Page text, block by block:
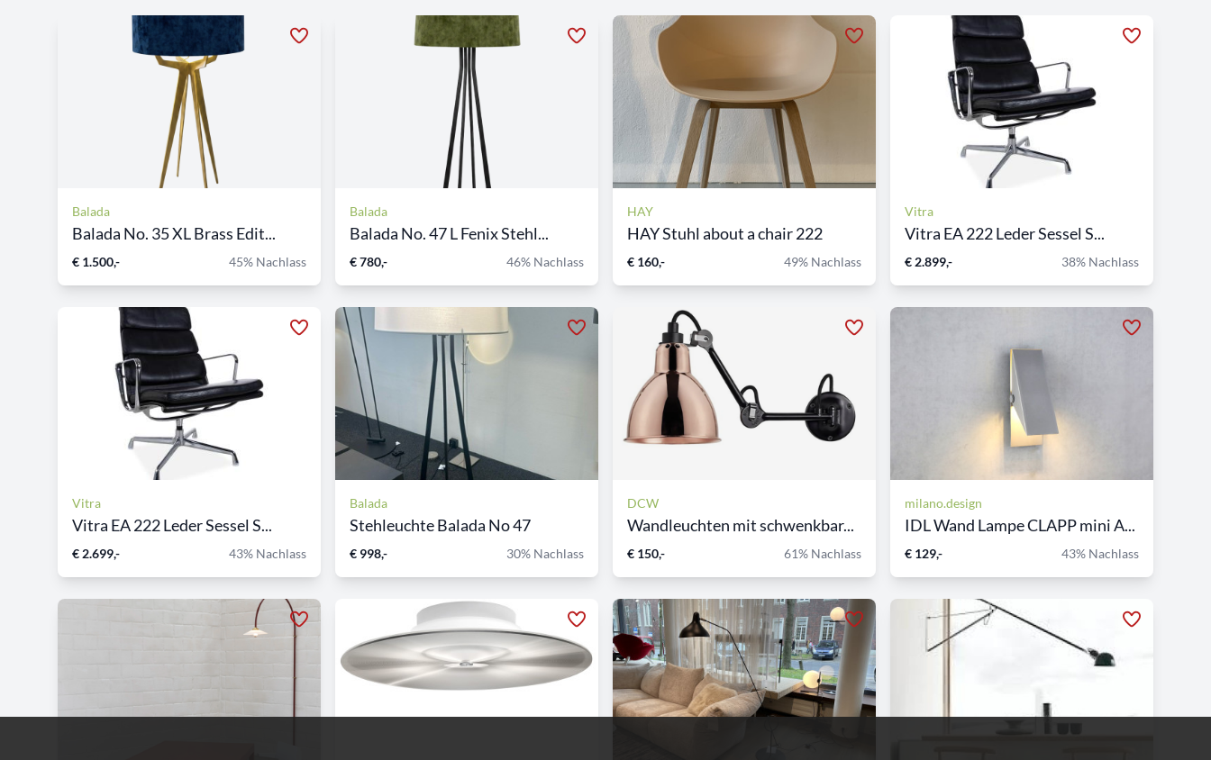
Balada
Balada No. 35 XL Brass Edit...
€ 1.500,- 45% Nachlass
Balada
Balada No. 47 L Fenix Stehl...
€ 780,- 46% Nachlass
HAY
HAY Stuhl about a chair 222
€ 160,- 49% Nachlass
Vitra
Vitra EA 222 Leder Sessel S...
€ 2.899,- 38% Nachlass
Vitra
Vitra EA 222 Leder Sessel S...
€ 2.699,- 43% Nachlass
Balada
Stehleuchte Balada No 47
€ 998,- 30% Nachlass
DCW
Wandleuchten mit schwenkbar...
€ 150,- 61% Nachlass
milano.design
IDL Wand Lampe CLAPP mini A...
€ 129,- 43% Nachlass